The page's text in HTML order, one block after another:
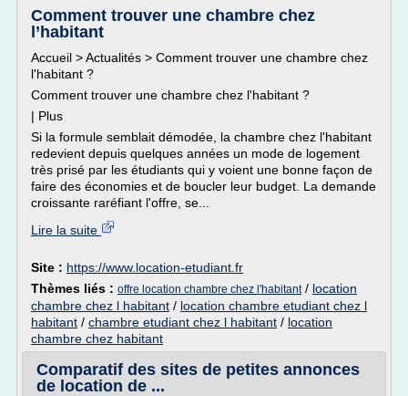
Comment trouver une chambre chez
l’habitant
Accueil > Actualités > Comment trouver une chambre chez
l'habitant ?
Comment trouver une chambre chez l'habitant ?
| Plus
Si la formule semblait démodée, la chambre chez l'habitant
redevient depuis quelques années un mode de logement
très prisé par les étudiants qui y voient une bonne façon de
faire des économies et de boucler leur budget. La demande
croissante raréfiant l'offre, se...
Lire la suite
Site : https://www.location-etudiant.fr
Thèmes liés : offre location chambre chez l'habitant/ location
chambre chez l habitant / location chambre etudiant chez l
habitant / chambre etudiant chez l habitant / location
chambre chez habitant
Comparatif des sites de petites annonces
de location de ...